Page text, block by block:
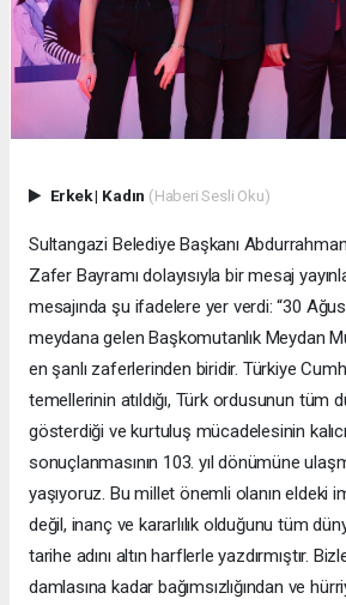
Erkek| Kadın (Haberi Sesli Oku)
Sultangazi Belediye Başkanı
Zafer Bayramı dolayısıyla bir mesaj
mesajında şu ifadelere yer verdi: “30
meydana gelen Başkomutanlık Meydan
en şanlı zaferlerinden biridir. Türkiye
temellerinin atıldığı, Türk ordusunun tüm
gösterdiği ve kurtuluş mücadelesinin
sonuçlanmasının 103. yıl dönümüne
yaşıyoruz. Bu millet önemli olanın eldeki
değil, inanç ve kararlılık olduğunu tüm
tarihe adını altın harflerle yazdırmıştır.
damlasına kadar bağımsızlığından ve